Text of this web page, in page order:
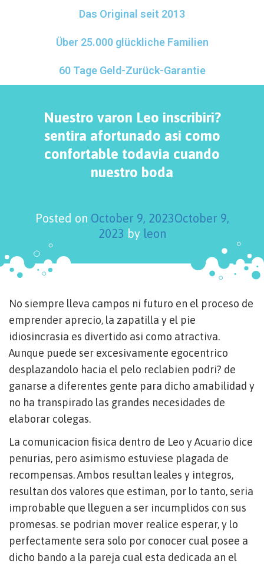
Das Original seit 2013
Über 25.000 glückliche Familien
60 Tage Geld-Zurück-Garantie
Nuestro varon Leo inscribiri?
sentira afortunado asi­ como
confortable todavia cuando
nuestro boda
Posted on October 9, 2023October 9,
2023 by leon
No siempre lleva campos ni futuro en el proceso de
emprender aprecio, la zapatilla y el pie
idiosincrasia es divertido asi­ como atractiva.
Aunque puede ser excesivamente egocentrico
desplazandolo hacia el pelo reclabien podri? de
ganarse a diferentes gente para dicho amabilidad y
no ha transpirado las grandes necesidades de
elaborar colegas.
La comunicacion fisica dentro de Leo y Acuario dice
penurias, pero asimismo estuviese plagada de
recompensas. Ambos resultan leales y integros,
resultan dos valores que estiman, por lo tanto, seri­a
improbable que lleguen a ser incumplidos con sus
promesas. se podri­an mover realice esperar, y lo
perfectamente sera solo por conocer cual posee a
dicho bando a la pareja cual esta dedicada an el